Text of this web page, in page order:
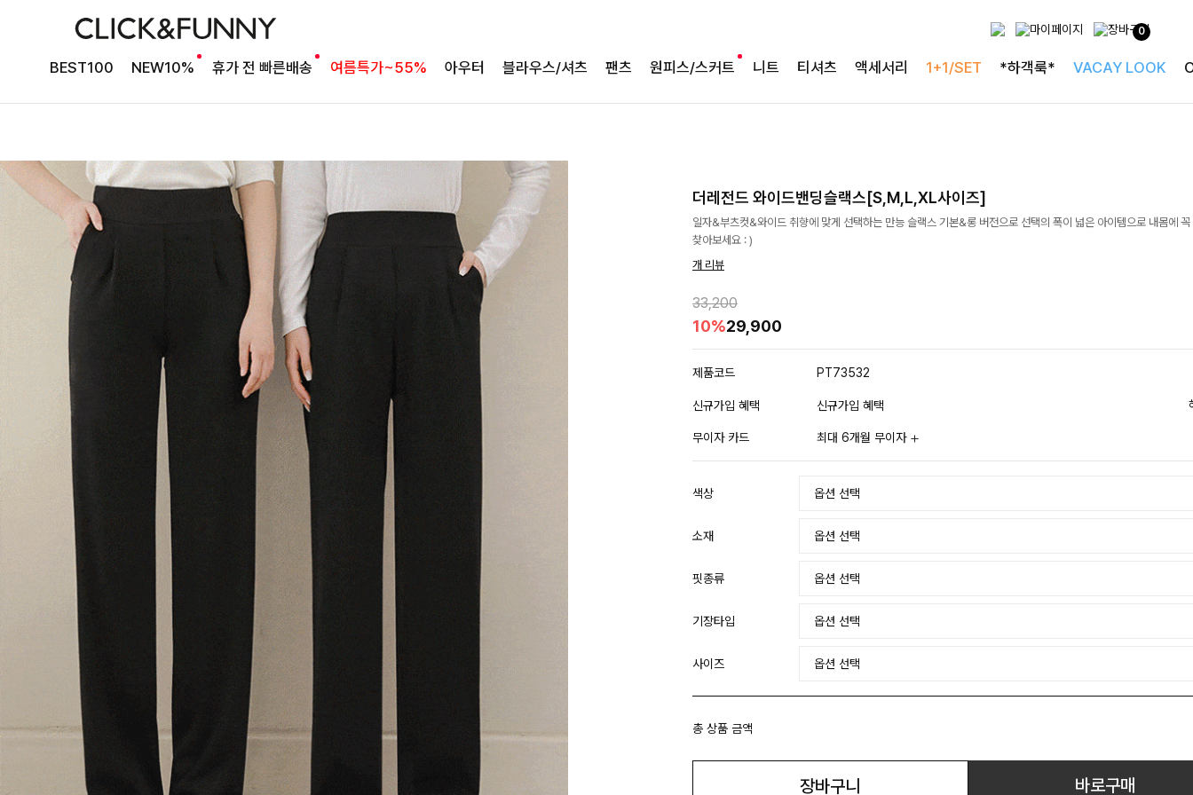
0
BEST100 NEW10% 휴가 전 빠른배송 여름특가~55% 아우터 블라우스/셔츠 팬츠 원피스/스커트 니트 티셔츠 액세서리 1+1/SET *하객룩* VACAY LOOK
더레전드 와이드밴딩슬랙스[S,M,L,XL사이즈]
일자&부츠컷&와이드 취향에 맞게 선택하는 만능 슬랙스 기본&롱 버전으로 선택의 폭이 넓은 아이템으로 내몸에 꼭
찾아보세요 : )
개 리뷰
33,200
10%29,900
제품코드 PT73532
신규가입 혜택 신규가입 혜택
무이자 카드 최대 6개월 무이자
색상
소재
핏종류
기장타입
사이즈
총 상품 금액
장바구니 바로구매